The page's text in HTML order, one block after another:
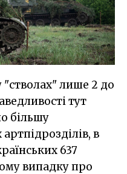
"стволах" лише 2 до
тут
більшу
в
637
випадку про